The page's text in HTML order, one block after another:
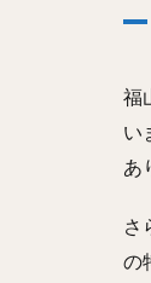
福
い
あ
さ
の